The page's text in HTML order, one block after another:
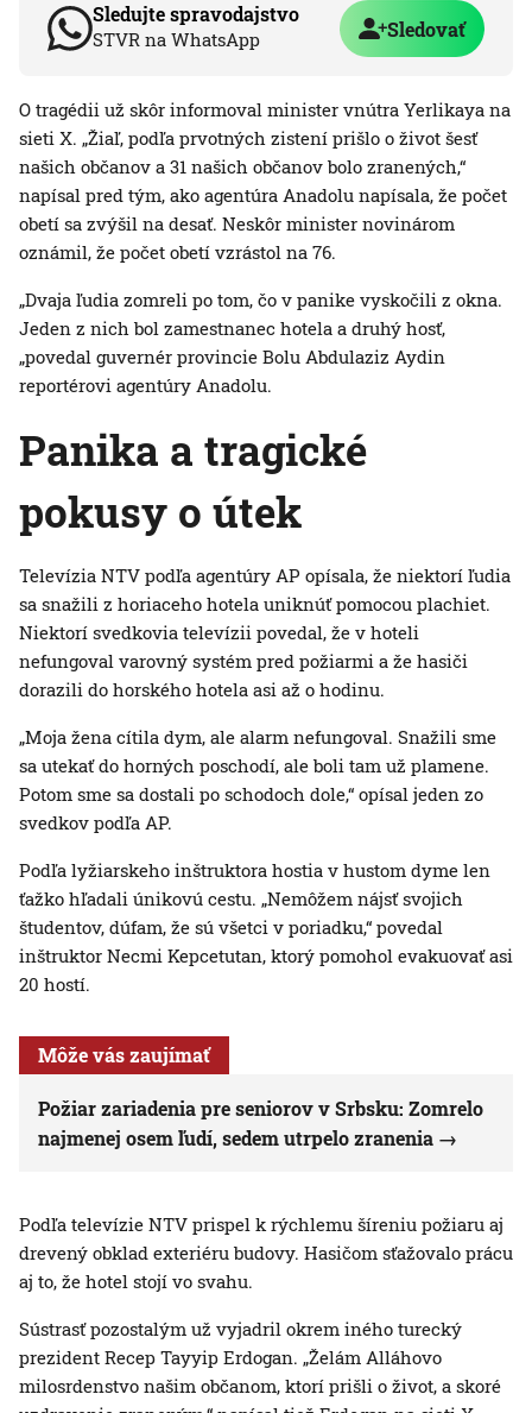
Sledujte spravodajstvo
STVR na WhatsApp Sledovať
O tragédii už skôr informoval minister vnútra Yerlikaya na
sieti X. „Žiaľ, podľa prvotných zistení prišlo o život šesť
našich občanov a 31 našich občanov bolo zranených,“
napísal pred tým, ako agentúra Anadolu napísala, že počet
obetí sa zvýšil na desať. Neskôr minister novinárom
oznámil, že počet obetí vzrástol na 76.
„Dvaja ľudia zomreli po tom, čo v panike vyskočili z okna.
Jeden z nich bol zamestnanec hotela a druhý hosť,
„povedal guvernér provincie Bolu Abdulaziz Aydin
reportérovi agentúry Anadolu.
Panika a tragické
pokusy o útek
Televízia NTV podľa agentúry AP opísala, že niektorí ľudia
sa snažili z horiaceho hotela uniknúť pomocou plachiet.
Niektorí svedkovia televízii povedal, že v hoteli
nefungoval varovný systém pred požiarmi a že hasiči
dorazili do horského hotela asi až o hodinu.
„Moja žena cítila dym, ale alarm nefungoval. Snažili sme
sa utekať do horných poschodí, ale boli tam už plamene.
Potom sme sa dostali po schodoch dole,“ opísal jeden zo
svedkov podľa AP.
Podľa lyžiarskeho inštruktora hostia v hustom dyme len
ťažko hľadali únikovú cestu. „Nemôžem nájsť svojich
študentov, dúfam, že sú všetci v poriadku,“ povedal
inštruktor Necmi Kepcetutan, ktorý pomohol evakuovať asi
20 hostí.
Môže vás zaujímať
Požiar zariadenia pre seniorov v Srbsku: Zomrelo
najmenej osem ľudí, sedem utrpelo zranenia
Podľa televízie NTV prispel k rýchlemu šíreniu požiaru aj
drevený obklad exteriéru budovy. Hasičom sťažovalo prácu
aj to, že hotel stojí vo svahu.
Sústrasť pozostalým už vyjadril okrem iného turecký
prezident Recep Tayyip Erdogan. „Želám Alláhovo
milosrdenstvo našim občanom, ktorí prišli o život, a skoré